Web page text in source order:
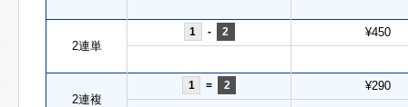
2連単
1 - 2 ¥450
2連複
1 = 2 ¥290